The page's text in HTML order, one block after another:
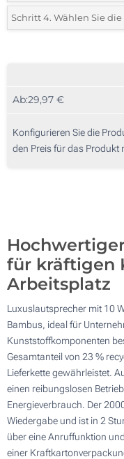
1 Farbig (Auf einer
3 Farbig (Auf einer
Lasergravur (Auf einer
*Bitte wählen Sie Ihre
10
50
Schritt 4. Wählen Sie
Ab:29,97 €
Konfigurieren Sie die
den Preis für das Produkt
für kräftigen
Arbeitsplatz
Luxuslautsprecher mit 10
Bambus, ideal für
Kunststoffkomponenten
Gesamtanteil von 23 %
Lieferkette gewährleistet.
einen reibungslosen
Energieverbrauch. Der
Wiedergabe und ist in 2
über eine Anruffunktion
einer